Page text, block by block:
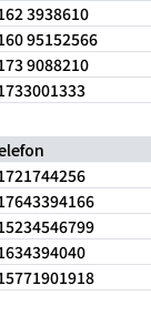
3938610
95152566
9088210